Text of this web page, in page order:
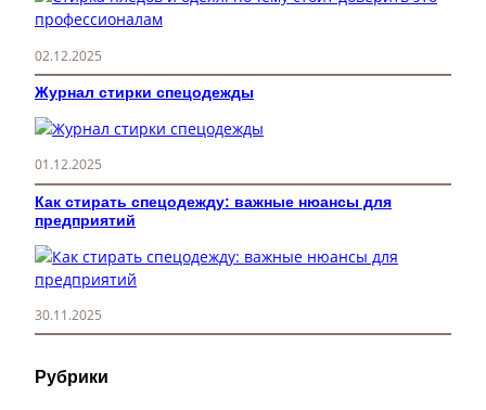
02.12.2025
Журнал стирки спецодежды
01.12.2025
Как стирать спецодежду: важные нюансы для
предприятий
30.11.2025
Рубрики